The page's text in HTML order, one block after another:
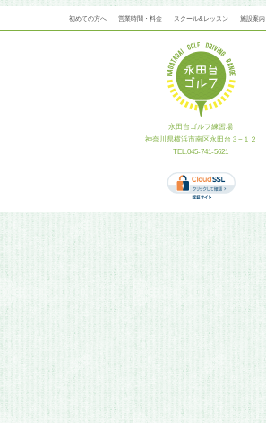
初めての方へ 営業時間・料金 スクール&レッスン 施設案内
永田台ゴルフ練習場
神奈川県横浜市南区永田台３−１２
TEL.045-741-5621